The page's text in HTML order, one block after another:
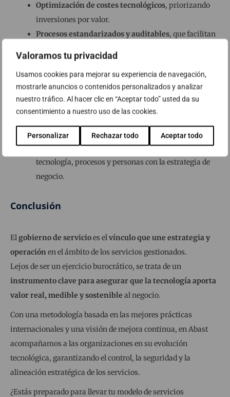
Valoramos tu privacidad
Usamos cookies para mejorar su experiencia de navegación,
mostrarle anuncios o contenidos personalizados y analizar
nuestro tráfico. Al hacer clic en “Aceptar todo” usted da su
consentimiento a nuestro uso de las cookies.
Personalizar Rechazar todo Aceptar todo
Optimización de costes tecnológicos, priorizando
inversiones por valor.
Procesos estandarizados y auditables, que facilitan
Hacia el exterior
Continuidad y resiliencia ante incidentes, con
recuperación rápida de datos y operaciones.
ante clientes, partners y auditores.
Transformación digital controlada, alineando
tecnología, procesos y personas con la estrategia de
negocio.
Conclusión
Elgobierno de servicioes elvínculo que une estrategia y
operaciónen el ámbito de los servicios gestionados.
Lejos de ser un ejercicio burocrático, se trata de un
instrumento clave para asegurar que la tecnología aporta
valor real, medible y sostenible al negocio.
Con una metodología basada en las mejores prácticas
internacionales y una visión de mejora continua, en Abast
acompañamos a las organizaciones en su evolución
tecnológica, garantizando el control, la seguridad y la
alineación estratégica de los servicios.
¿Estás preparado para llevar tu modelo de servicios